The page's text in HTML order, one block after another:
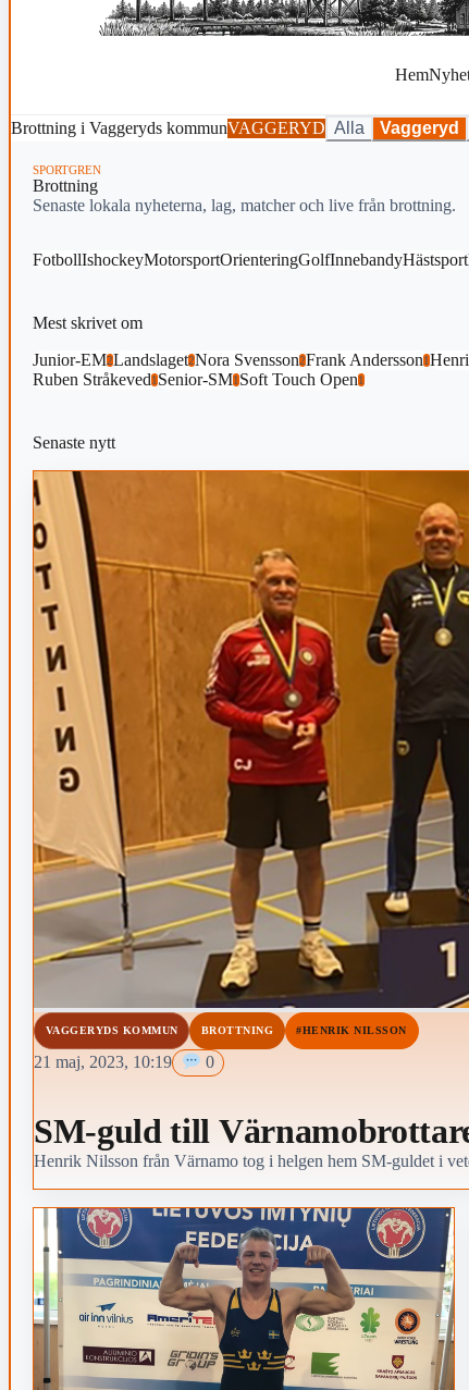
Hem
Brottning i Vaggeryds kommunVAGGERYD Alla Vaggeryd
SPORTGREN
Brottning
Senaste lokala nyheterna, lag, matcher och live från brottning.
FotbollIshockeyMotorsportOrienteringGolfInnebandyHästsport
Mest skrivet om
Junior-EM2Landslaget2Nora Svensson2Frank Andersson1
Ruben Stråkeved1Senior-SM1Soft Touch Open1
Senaste nytt
VAGGERYDS KOMMUN BROTTNING #HENRIK NILSSON
21 maj, 2023, 10:19 0
SM-guld till
Henrik Nilsson från Värnamo tog i helgen hem SM-guldet i